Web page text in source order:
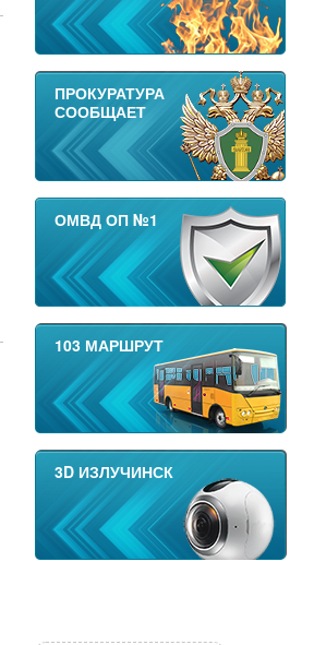
ПРОКУРАТУРА
СООБЩАЕТ
ОМВД ОП №1
103 МАРШРУТ
3D ИЗЛУЧИНСК